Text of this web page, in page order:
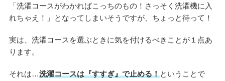
「洗濯コースがわかればこっちのもの！さっそく洗濯機に入
れちゃえ！」となってしまいそうですが、ちょっと待って！
実は、洗濯コースを選ぶときに気を付けるべきことが１点あ
ります。
それは…洗濯コースは『すすぎ』で止める！ということで